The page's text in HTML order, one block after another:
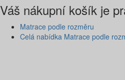
Váš nákupní košík je
Matrace podle rozměru
Celá nabídka Matrace podle